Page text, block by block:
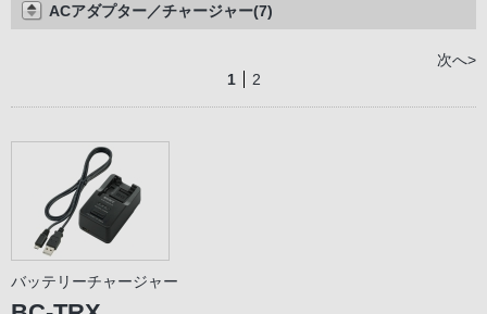
ACアダプター／チャージャー(7)
次へ>
1
2
バッテリーチャージャー